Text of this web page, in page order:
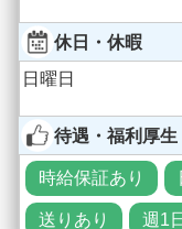
休日・休暇
日曜日
待遇・福利厚生
時給保証あり
送りあり 週1